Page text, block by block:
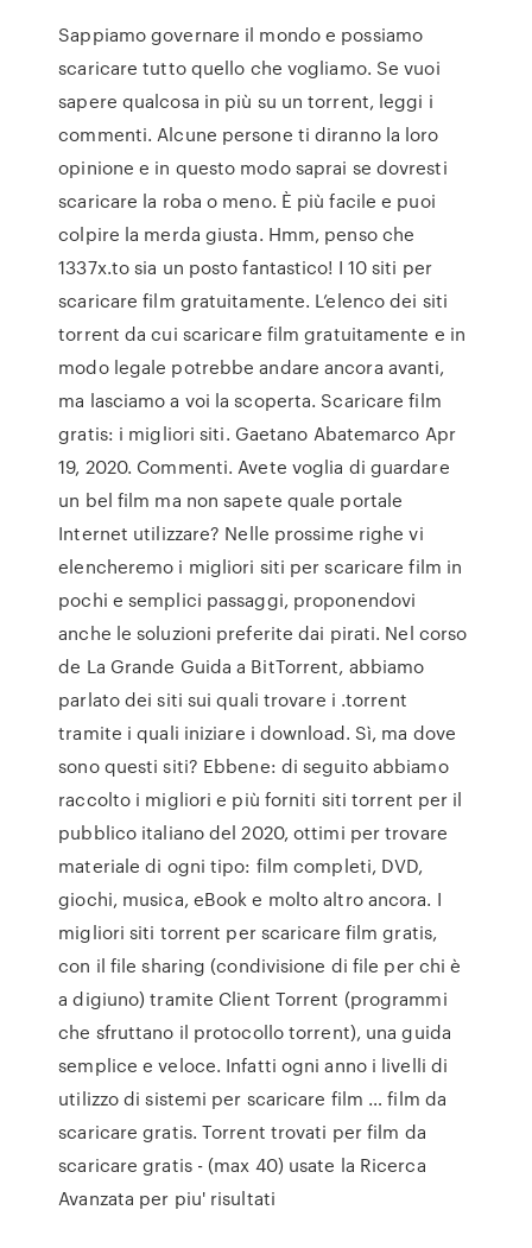
Sappiamo governare il mondo e possiamo
scaricare tutto quello che vogliamo. Se vuoi
sapere qualcosa in più su un torrent, leggi i
commenti. Alcune persone ti diranno la loro
opinione e in questo modo saprai se dovresti
scaricare la roba o meno. È più facile e puoi
colpire la merda giusta. Hmm, penso che
1337x.to sia un posto fantastico! I 10 siti per
scaricare film gratuitamente. L’elenco dei siti
torrent da cui scaricare film gratuitamente e in
modo legale potrebbe andare ancora avanti,
ma lasciamo a voi la scoperta. Scaricare film
gratis: i migliori siti. Gaetano Abatemarco Apr
19, 2020. Commenti. Avete voglia di guardare
un bel film ma non sapete quale portale
Internet utilizzare? Nelle prossime righe vi
elencheremo i migliori siti per scaricare film in
pochi e semplici passaggi, proponendovi
anche le soluzioni preferite dai pirati. Nel corso
de La Grande Guida a BitTorrent, abbiamo
parlato dei siti sui quali trovare i .torrent
tramite i quali iniziare i download. Sì, ma dove
sono questi siti? Ebbene: di seguito abbiamo
raccolto i migliori e più forniti siti torrent per il
pubblico italiano del 2020, ottimi per trovare
materiale di ogni tipo: film completi, DVD,
giochi, musica, eBook e molto altro ancora. I
migliori siti torrent per scaricare film gratis,
con il file sharing (condivisione di file per chi è
a digiuno) tramite Client Torrent (programmi
che sfruttano il protocollo torrent), una guida
semplice e veloce. Infatti ogni anno i livelli di
utilizzo di sistemi per scaricare film … film da
scaricare gratis. Torrent trovati per film da
scaricare gratis - (max 40) usate la Ricerca
Avanzata per piu' risultati